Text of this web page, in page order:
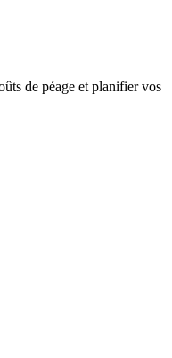
de péage et planifier vos